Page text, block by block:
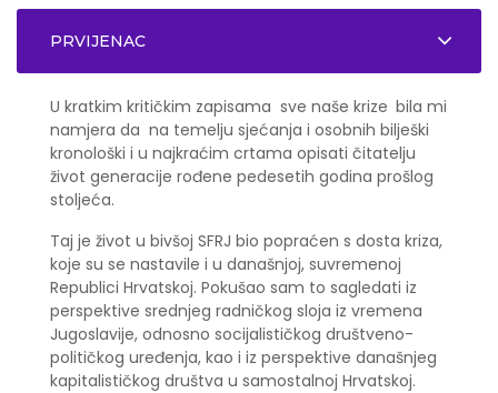
PRVIJENAC
U kratkim kritičkim zapisama sve naše krize bila mi
namjera da na temelju sjećanja i osobnih bilješki
kronološki i u najkraćim crtama opisati čitatelju
život generacije rođene pedesetih godina prošlog
stoljeća.
Taj je život u bivšoj SFRJ bio popraćen s dosta kriza,
koje su se nastavile i u današnjoj, suvremenoj
Republici Hrvatskoj. Pokušao sam to sagledati iz
perspektive srednjeg radničkog sloja iz vremena
Jugoslavije, odnosno socijalističkog društveno-
političkog uređenja, kao i iz perspektive današnjeg
kapitalističkog društva u samostalnoj Hrvatskoj.